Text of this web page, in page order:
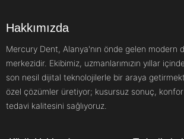
Hakkımızda
Mercury Dent, Alanya'nın önde gelen modern
merkezidir. Ekibimiz, uzmanlarımızın yıllar
son nesil dijital teknolojilerle bir araya
özel çözümler üretiyor; kusursuz sonuç,
tedavi kalitesini sağlıyoruz.